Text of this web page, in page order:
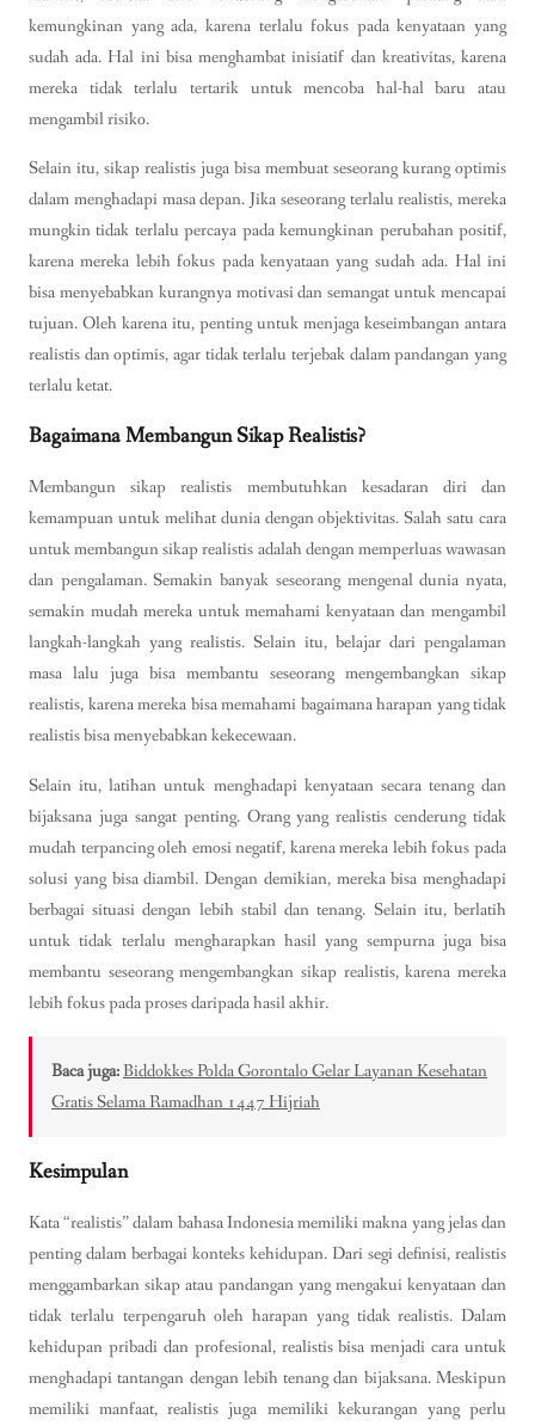
kemungkinan yang ada, karena terlalu fokus pada kenyataan yang
sudah ada. Hal ini bisa menghambat inisiatif dan kreativitas, karena
mereka tidak terlalu tertarik untuk mencoba hal-hal baru atau
mengambil risiko.
Selain itu, sikap realistis juga bisa membuat seseorang kurang optimis
dalam menghadapi masa depan. Jika seseorang terlalu realistis, mereka
mungkin tidak terlalu percaya pada kemungkinan perubahan positif,
karena mereka lebih fokus pada kenyataan yang sudah ada. Hal ini
bisa menyebabkan kurangnya motivasi dan semangat untuk mencapai
tujuan. Oleh karena itu, penting untuk menjaga keseimbangan antara
realistis dan optimis, agar tidak terlalu terjebak dalam pandangan yang
terlalu ketat.
Bagaimana Membangun Sikap Realistis?
Membangun sikap realistis membutuhkan kesadaran diri dan
kemampuan untuk melihat dunia dengan objektivitas. Salah satu cara
untuk membangun sikap realistis adalah dengan memperluas wawasan
dan pengalaman. Semakin banyak seseorang mengenal dunia nyata,
semakin mudah mereka untuk memahami kenyataan dan mengambil
langkah-langkah yang realistis. Selain itu, belajar dari pengalaman
masa lalu juga bisa membantu seseorang mengembangkan sikap
realistis, karena mereka bisa memahami bagaimana harapan yang tidak
realistis bisa menyebabkan kekecewaan.
Selain itu, latihan untuk menghadapi kenyataan secara tenang dan
bijaksana juga sangat penting. Orang yang realistis cenderung tidak
mudah terpancing oleh emosi negatif, karena mereka lebih fokus pada
solusi yang bisa diambil. Dengan demikian, mereka bisa menghadapi
berbagai situasi dengan lebih stabil dan tenang. Selain itu, berlatih
untuk tidak terlalu mengharapkan hasil yang sempurna juga bisa
membantu seseorang mengembangkan sikap realistis, karena mereka
lebih fokus pada proses daripada hasil akhir.
Baca juga:Biddokkes Polda Gorontalo Gelar Layanan Kesehatan
Gratis Selama Ramadhan 1447 Hijriah
Kesimpulan
Kata “realistis” dalam bahasa Indonesia memiliki makna yang jelas dan
penting dalam berbagai konteks kehidupan. Dari segi definisi, realistis
menggambarkan sikap atau pandangan yang mengakui kenyataan dan
tidak terlalu terpengaruh oleh harapan yang tidak realistis. Dalam
kehidupan pribadi dan profesional, realistis bisa menjadi cara untuk
menghadapi tantangan dengan lebih tenang dan bijaksana. Meskipun
memiliki manfaat, realistis juga memiliki kekurangan yang perlu